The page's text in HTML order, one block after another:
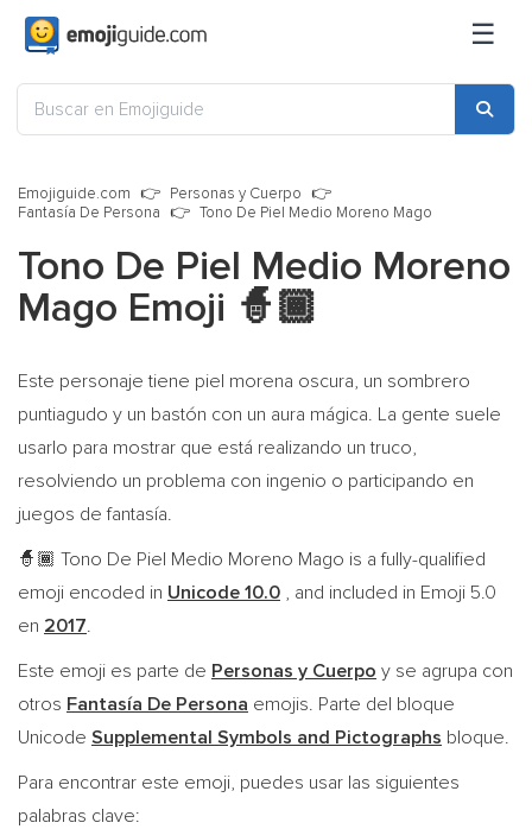
☰
Emojiguide.com
Personas y Cuerpo
Fantasía De Persona
Tono De Piel Medio Moreno Mago
Tono De Piel Medio Moreno
Mago Emoji 🧙🏾
Este personaje tiene piel morena oscura, un sombrero
puntiagudo y un bastón con un aura mágica. La gente suele
usarlo para mostrar que está realizando un truco,
resolviendo un problema con ingenio o participando en
juegos de fantasía.
🧙🏾 Tono De Piel Medio Moreno Mago is a fully-qualified
emoji encoded in Unicode 10.0 , and included in Emoji 5.0
en 2017.
Este emoji es parte de Personas y Cuerpo y se agrupa con
otros Fantasía De Persona emojis. Parte del bloque
Unicode Supplemental Symbols and Pictographs bloque.
Para encontrar este emoji, puedes usar las siguientes
palabras clave: